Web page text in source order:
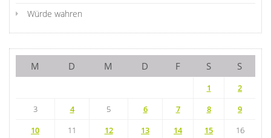
Würde wahren
M D M D F S S
1
2
3
4 5 6 7 8
9
10
11 12 13 14 15
16